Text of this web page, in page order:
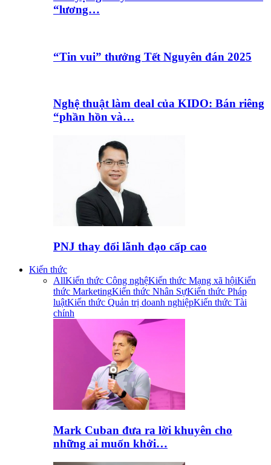
“lương…
“Tin vui” thưởng Tết Nguyên đán 2025
Nghệ thuật làm deal của KIDO: Bán riêng
“phần hồn và…
PNJ thay đổi lãnh đạo cấp cao
Kiến thức
AllKiến thức Công nghệKiến thức Mạng xã hộiKiến
thức MarketingKiến thức Nhân SựKiến thức Pháp
luậtKiến thức Quản trị doanh nghiệpKiến thức Tài
chính
Mark Cuban đưa ra lời khuyên cho
những ai muốn khởi…